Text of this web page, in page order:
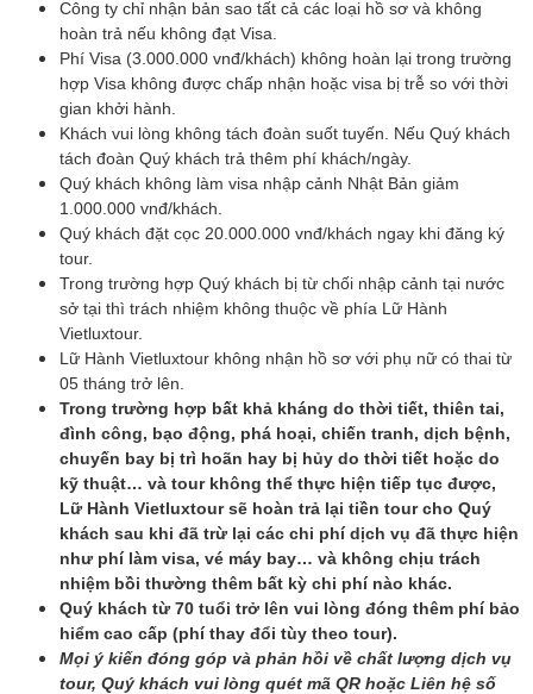
Công ty chỉ nhận bản sao tất cả các loại hồ sơ và không
hoàn trả nếu không đạt Visa.
Phí Visa (3.000.000 vnđ/khách) không hoàn lại trong trường
hợp Visa không được chấp nhận hoặc visa bị trễ so với thời
gian khởi hành.
Khách vui lòng không tách đoàn suốt tuyến. Nếu Quý khách
tách đoàn Quý khách trả thêm phí khách/ngày.
Quý khách không làm visa nhập cảnh Nhật Bản giảm
1.000.000 vnđ/khách.
Quý khách đặt cọc 20.000.000 vnđ/khách ngay khi đăng ký
tour.
Trong trường hợp Quý khách bị từ chối nhập cảnh tại nước
sở tại thì trách nhiệm không thuộc về phía Lữ Hành
Vietluxtour.
Lữ Hành Vietluxtour không nhận hồ sơ với phụ nữ có thai từ
05 tháng trở lên.
Trong trường hợp bất khả kháng do thời tiết, thiên tai,
đình công, bạo động, phá hoại, chiến tranh, dịch bệnh,
chuyến bay bị trì hoãn hay bị hủy do thời tiết hoặc do
kỹ thuật… và tour không thể thực hiện tiếp tục được,
Lữ Hành Vietluxtour sẽ hoàn trả lại tiền tour cho Quý
khách sau khi đã trừ lại các chi phí dịch vụ đã thực hiện
như phí làm visa, vé máy bay… và không chịu trách
nhiệm bồi thường thêm bất kỳ chi phí nào khác.
Quý khách từ 70 tuổi trở lên vui lòng đóng thêm phí bảo
hiểm cao cấp (phí thay đổi tùy theo tour).
Mọi ý kiến đóng góp và phản hồi về chất lượng dịch vụ
tour, Quý khách vui lòng quét mã QR hoặc Liên hệ số